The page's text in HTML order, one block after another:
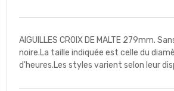
AIGUILLES CROIX DE MALTE 279mm.
noire.La taille indiquée est celle du
d'heures.Les styles varient selon leur